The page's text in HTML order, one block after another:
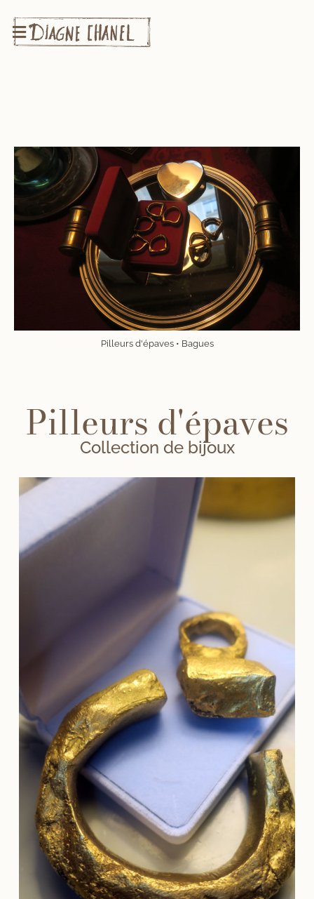
Pilleurs d'épaves • Bagues
Pilleurs d'épaves
Collection de bijoux